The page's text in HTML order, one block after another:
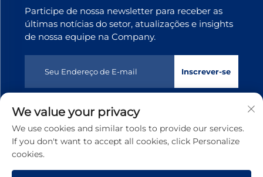
Participe de nossa newsletter para receber as
últimas notícias do setor, atualizações e insights
de nossa equipe na Company.
Inscrever-se
Direitos autorais © 2025 Dongguan Tianji Transmission
Technology co., Ltd. Todos os direitos reservados
Política
de privacidade
We value your privacy
We use cookies and similar tools to provide our services.
If you don't want to accept all cookies, click Personalize
cookies.